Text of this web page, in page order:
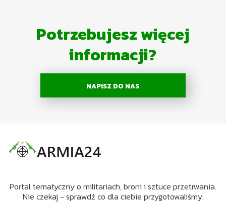
Potrzebujesz więcej
informacji?
NAPISZ DO NAS
Portal tematyczny o militariach, broni i sztuce przetrwania.
Nie czekaj - sprawdź co dla ciebie przygotowaliśmy.